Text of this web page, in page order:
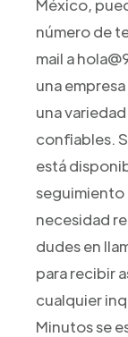
México,
número de
mail a
una
una
confiables.
está
seguimiento
necesidad
dudes en
para recibir
cualquier
Minutos se